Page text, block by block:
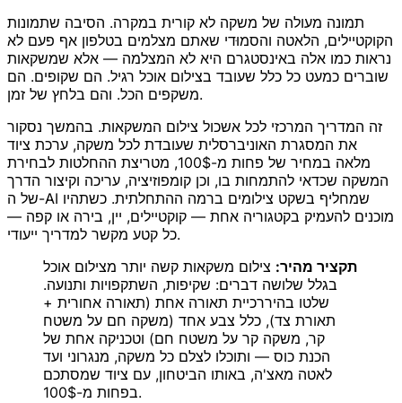
תמונה מעולה של משקה לא קורית במקרה. הסיבה שתמונות
הקוקטיילים, הלאטה והסמוּדי שאתם מצלמים בטלפון אף פעם לא
נראות כמו אלה באינסטגרם היא לא המצלמה — אלא שמשקאות
שוברים כמעט כל כלל שעובד בצילום אוכל רגיל. הם שקופים. הם
משקפים הכל. והם בלחץ של זמן.
זה המדריך המרכזי לכל אשכול צילום המשקאות. בהמשך נסקור
את המסגרת האוניברסלית שעובדת לכל משקה, ערכת ציוד
מלאה במחיר של פחות מ-100$, מטריצת ההחלטות לבחירת
המשקה שכדאי להתמחות בו, וכן קומפוזיציה, עריכה וקיצור הדרך
של ה-AI שמחליף בשקט צילומים ברמה ההתחלתית. כשתהיו
מוכנים להעמיק בקטגוריה אחת — קוקטיילים, יין, בירה או קפה —
כל קטע מקשר למדריך ייעודי.
תקציר מהיר: צילום משקאות קשה יותר מצילום אוכל
בגלל שלושה דברים: שקיפות, השתקפויות ותנועה.
שלטו בהיררכיית תאורה אחת (תאורה אחורית +
תאורת צד), כלל צבע אחד (משקה חם על משטח
קר, משקה קר על משטח חם) וטכניקה אחת של
הכנת כוס — ותוכלו לצלם כל משקה, מנגרוני ועד
לאטה מאצ'ה, באותו הביטחון, עם ציוד שמסתכם
בפחות מ-100$.